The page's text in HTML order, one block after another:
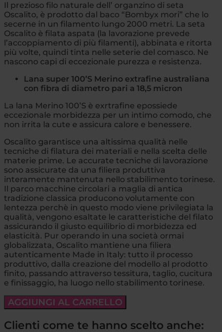
Il prezioso filo naturale dell’ organzino di seta
Oscalito, è prodotto dal baco “Bombyx mori” che lo
secerne in un filamento lungo 2000 metri. La seta
Oscalito è filata aspata (la lavorazione prevede
l’accoppiamento di più filamenti), abbinata e ritorta
più volte, quindi tinta nelle seterie del comasco. Ne
nascono capi di eccezionale purezza e resistenza.
Lana super 100’S Merino extrafine australiana
con fibra di diametro pari a 18,5 micron
La lana Merino 100’S è exrtrafine epossiede
eccezionale morbidezza per un intimo comodo, che
non irrita la cute e assicura calore e benessere.
Oscalito garantisce una altissima qualità nelle
tecniche di filatura dei materiali e nella scelta delle
materie prime. Le accurate tecniche di lavorazione
sono assicurate da una filiera produttiva
interamente mantenuta nello stabilimento torinese.
Il parco macchine circolari a maglia di antica
tradizione classica producono volutamente con
lentezza perchè in questo modo viene privilegiata la
qualità, vengono esaltate le caratteristiche del filato
assicurando il giusto equilibrio di morbidezza ed
elasticità. Pur operando in una società ormai
globalizzata, Oscalito mantiene una filiera
autenticamente Made in Italy: tutto il processo
produttivo, dalla creazione del modello al prodotto
finito, passando attraverso tessitura, taglio, cucitura
e finissaggio, ha luogo nello stabilimento torinese.
AGGIUNGI AL CARRELLO
Clienti come te hanno scelto anche: